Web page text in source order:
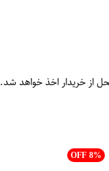
از خریدار اخذ خواهد شد.
OFF 8%